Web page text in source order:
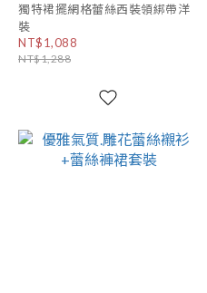
獨特裙擺網格蕾絲西裝領綁帶洋
裝
NT$1,088
NT$1,288